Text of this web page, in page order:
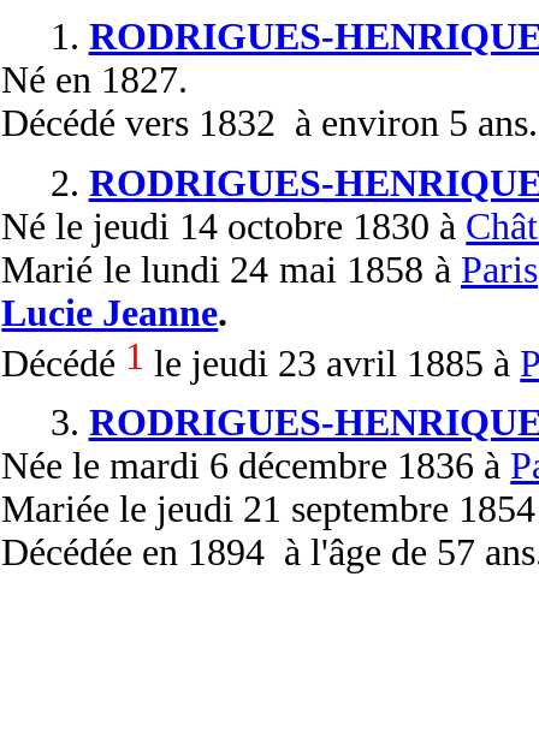
1. RODRIGUES-
Né en 1827.
Décédé vers 1832 à environ 5 ans.
2. RODRIGUES-
Né le jeudi 14 octobre 1830 à
Marié le lundi 24 mai 1858 à Paris
Lucie Jeanne.
Décédé 1 le jeudi 23 avril 1885 à
3. RODRIGUES-
Née le mardi 6 décembre 1836 à
Mariée le jeudi 21 septembre
Décédée en 1894 à l'âge de 57